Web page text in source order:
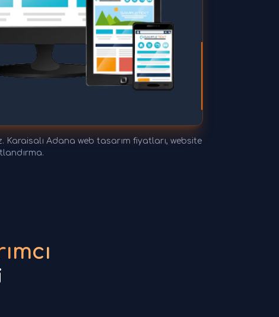
Karaisalı Adana web tasarım fiyatları, website